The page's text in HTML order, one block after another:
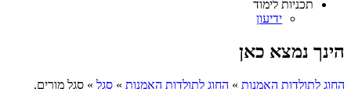
תכניות לימוד
ידיעון
הינך נמצא כאן
החוג לתולדות האמנות » החוג לתולדות האמנות » סגל » סגל מורים,